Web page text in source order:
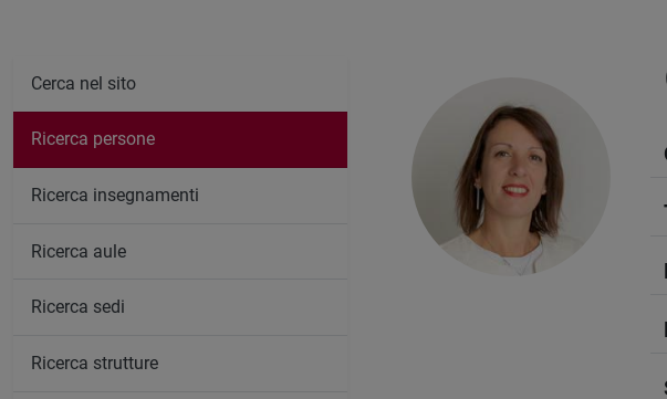
Cerca nel sito
Ricerca persone
Ricerca insegnamenti
Ricerca aule
Ricerca sedi
Ricerca strutture